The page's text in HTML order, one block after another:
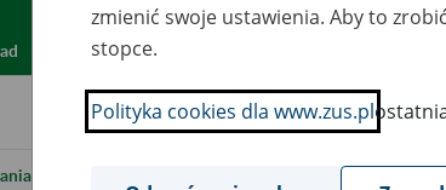
do
zmienić swoje ustawienia. Aby to
stopce.
Polityka cookies dla www.zus.pl